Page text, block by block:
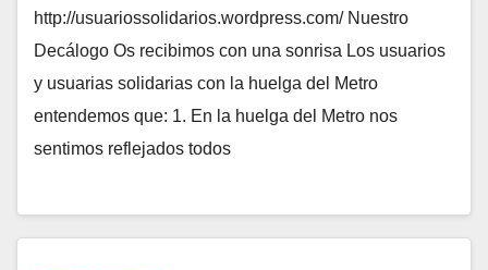
http://usuariossolidarios.wordpress.com/ Nuestro
Decálogo Os recibimos con una sonrisa Los usuarios
y usuarias solidarias con la huelga del Metro
entendemos que: 1. En la huelga del Metro nos
sentimos reflejados todos